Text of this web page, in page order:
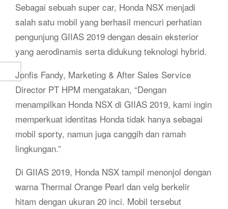
Sebagai sebuah super car, Honda NSX menjadi
salah satu mobil yang berhasil mencuri perhatian
pengunjung GIIAS 2019 dengan desain eksterior
yang aerodinamis serta didukung teknologi hybrid.
Jonfis Fandy, Marketing & After Sales Service
Director PT HPM mengatakan, “Dengan
menampilkan Honda NSX di GIIAS 2019, kami ingin
memperkuat identitas Honda tidak hanya sebagai
mobil sporty, namun juga canggih dan ramah
lingkungan.”
Di GIIAS 2019, Honda NSX tampil menonjol dengan
warna Thermal Orange Pearl dan velg berkelir
hitam dengan ukuran 20 inci. Mobil tersebut